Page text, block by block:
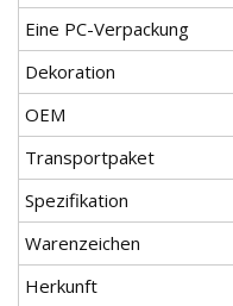
Eine PC-Verpackung
Dekoration
OEM
Transportpaket
Spezifikation
Warenzeichen
Herkunft